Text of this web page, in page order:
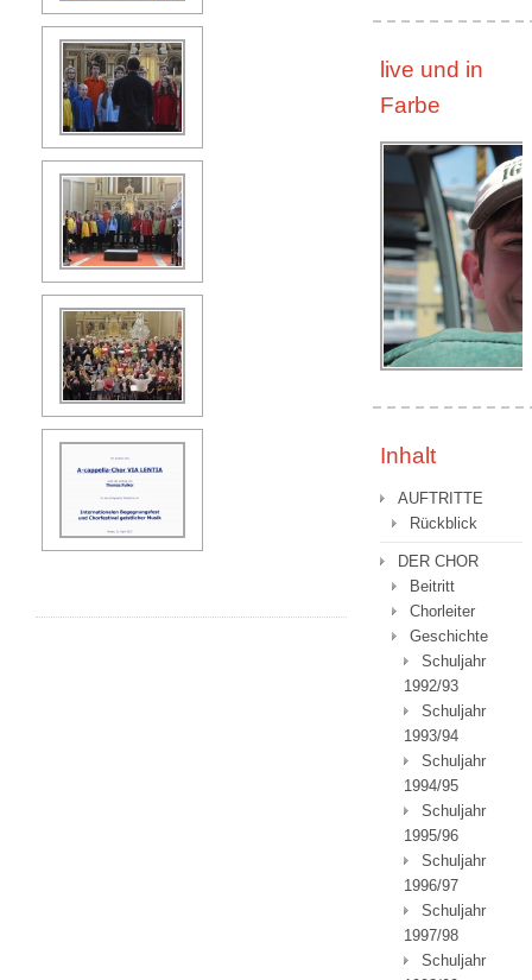
live und in
Farbe
Inhalt
AUFTRITTE
Rückblick
DER CHOR
Beitritt
Chorleiter
Geschichte
Schuljahr
1992/93
Schuljahr
1993/94
Schuljahr
1994/95
Schuljahr
1995/96
Schuljahr
1996/97
Schuljahr
1997/98
Schuljahr